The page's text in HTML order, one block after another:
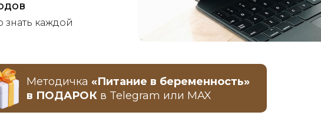
каждой
Методичка «Питание в беременность»
в ПОДАРОК в Telegram или MAX